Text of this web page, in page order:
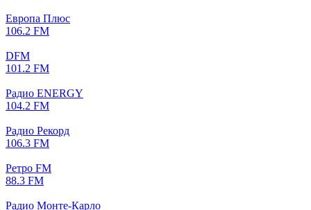
Европа Плюс
106.2 FM
DFM
101.2 FM
Радио ENERGY
104.2 FM
Радио Рекорд
106.3 FM
Ретро FM
88.3 FM
Радио Монте-Карло